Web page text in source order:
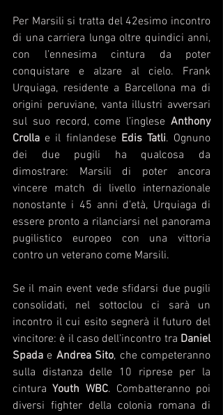
Per Marsili si tratta del 42esimo incontro
di una carriera lunga oltre quindici anni,
con l’ennesima cintura da poter
conquistare e alzare al cielo. Frank
Urquiaga, residente a Barcellona ma di
origini peruviane, vanta illustri avversari
sul suo record, come l’inglese Anthony
Crolla e il finlandese Edis Tatli. Ognuno
dei due pugili ha qualcosa da
dimostrare: Marsili di poter ancora
vincere match di livello internazionale
nonostante i 45 anni d’età, Urquiaga di
essere pronto a rilanciarsi nel panorama
pugilistico europeo con una vittoria
contro un veterano come Marsili.
Se il main event vede sfidarsi due pugili
consolidati, nel sottoclou ci sarà un
incontro il cui esito segnerà il futuro del
vincitore: è il caso dell’incontro tra Daniel
Spada e Andrea Sito, che competeranno
sulla distanza delle 10 riprese per la
cintura Youth WBC. Combatteranno poi
diversi fighter della colonia romana di